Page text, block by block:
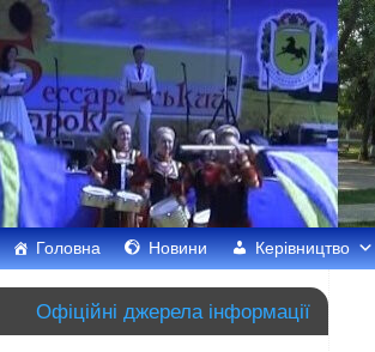
Головна Новини Керівництво
Офіційні джерела інформації